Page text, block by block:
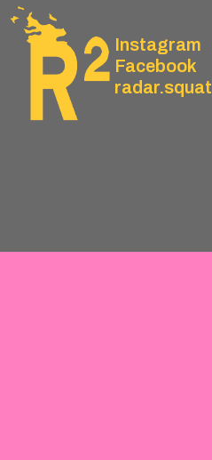
Instagram
Facebook
radar.squat